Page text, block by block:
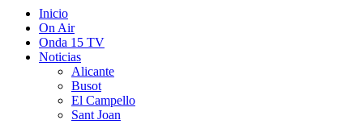
Inicio
On Air
Onda 15 TV
Noticias
Alicante
Busot
El Campello
Sant Joan